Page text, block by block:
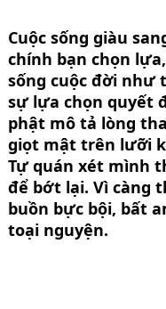
Cuộc sống giàu
chính bạn chọn
sống cuộc đời như
sự lựa chọn quyết
phật mô tả lòng
giọt mật trên lưỡi
Tự quán xét mình
để bớt lại. Vì càng
buồn bực bội, bất
toại nguyện.